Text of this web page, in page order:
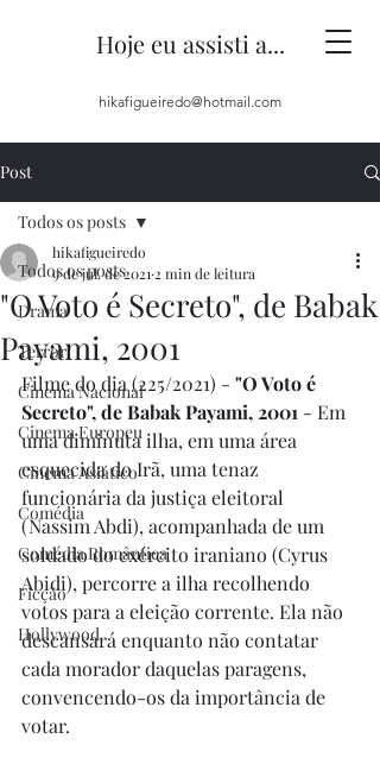
Hoje eu assisti a...
hikafigueiredo@hotmail.com
Post
Todos os posts
Drama
Terror
Cinema Nacional
Cinema Europeu
Cinema Asiático
Comédia
Comédia Romântica
Ficção
Hollywood
Todos os posts
"O Voto é Secreto", de Babak
Payami, 2001
hikafigueiredo
9 de jul. de 2021 2 min de leitura
Filme do dia (225/2021) - "O Voto é
Secreto", de Babak Payami, 2001 - Em
uma diminuta ilha, em uma área
esquecida do Irã, uma tenaz
funcionária da justiça eleitoral
(Nassim Abdi), acompanhada de um
soldado do exército iraniano (Cyrus
Abidi), percorre a ilha recolhendo
votos para a eleição corrente. Ela não
descansará enquanto não contatar
cada morador daquelas paragens,
convencendo-os da importância de
votar.